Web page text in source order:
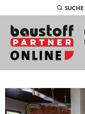
SUCHE